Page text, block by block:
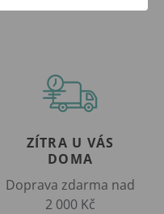
ZÍTRA U VÁS
DOMA
Doprava zdarma nad
2 000 Kč